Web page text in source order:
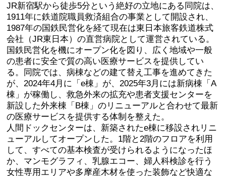
JR新宿駅から徒歩5分という絶好の立地にある同院は、
1911年に鉄道院職員救済組合の事業として開設され、
1987年の国鉄民営化を経て現在は東日本旅客鉄道株式
会社（JR東日本）の直営病院として運営されている。
国鉄民営化を機にオープン化を図り、広く地域や一般
の患者に安全で質の高い医療サービスを提供してい
る。同院では、病棟などの建て替え工事を進めてきた
が、2024年4月に「e棟」が、2025年3⽉には新病棟「A
棟」が稼働し、救急外来の拡充や患者⽀援センターを
新設した外来棟「B棟」のリニューアルと合わせて最新
の医療サービスを提供する体制を整えた。
人間ドックセンターは、新築されたe棟に移設されリニ
ューアルしてオープンした。1階と2階のフロアを利用
して、すべての基本検査が受けられるようになったほ
か、マンモグラフィ、乳腺エコー、婦⼈科検診を⾏う
女性専⽤エリアや多摩産木材を使った装飾など快適な